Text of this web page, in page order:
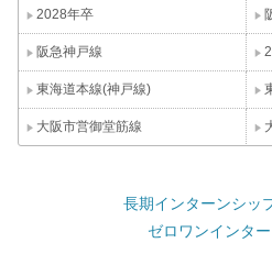
2028年卒
阪急神戸線
東海道本線(神戸線)
大阪市営御堂筋線
長期インターンシッ
ゼロワンインタ